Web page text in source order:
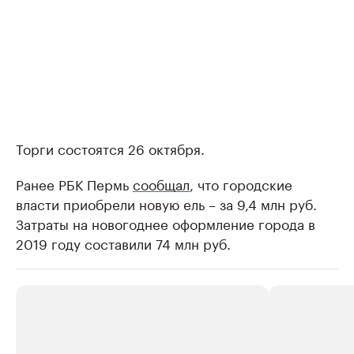
Торги состоятся 26 октября.
Ранее РБК Пермьсообщал, что городские
власти приобрели новую ель – за 9,4 млн руб.
Затраты на новогоднее оформление города в
2019 году составили 74 млн руб.